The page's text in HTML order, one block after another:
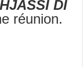
o
n
t
p
DI
réunion.